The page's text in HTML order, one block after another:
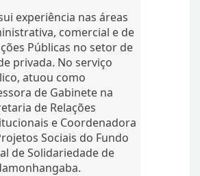
experiência nas áreas
comercial e de
Públicas no setor de
privada. No serviço
atuou como
de Gabinete na
de Relações
e Coordenadora
Sociais do Fundo
de Solidariedade de